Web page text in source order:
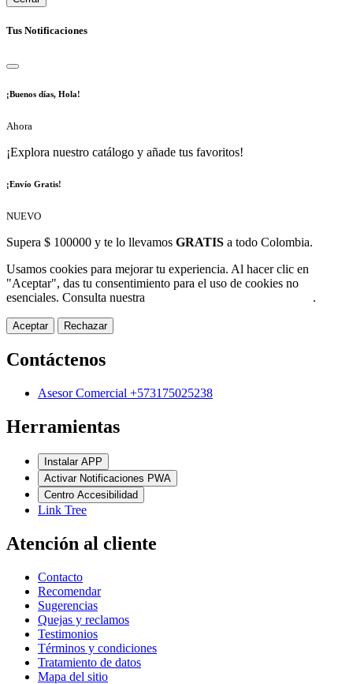
Tus Notificaciones
¡Buenos días, Hola!
Ahora
¡Explora nuestro catálogo y añade tus favoritos!
¡Envío Gratis!
NUEVO
Supera $ 100000 y te lo llevamos GRATIS a todo Colombia.
Usamos cookies para mejorar tu experiencia. Al hacer clic en
"Aceptar", das tu consentimiento para el uso de cookies no
esenciales. Consulta nuestra
.
Aceptar Rechazar
Contáctenos
Asesor Comercial +573175025238
Herramientas
Instalar APP
Activar Notificaciones PWA
Centro Accesibilidad
Link Tree
Atención al cliente
Contacto
Recomendar
Sugerencias
Quejas y reclamos
Testimonios
Términos y condiciones
Tratamiento de datos
Mapa del sitio